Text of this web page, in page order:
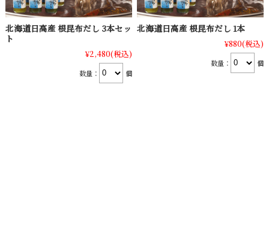
北海道日高産 根昆布だし 3本セッ
ト
¥2,480(税込)
数量： 個
北海道日高産 根昆布だし 1本
¥880(税込)
数量： 個